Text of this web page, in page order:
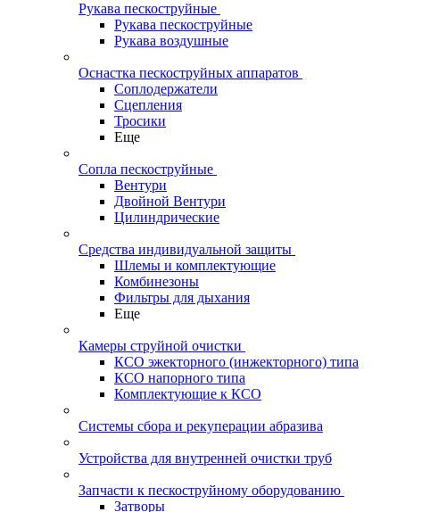
Рукава пескоструйные
Рукава пескоструйные
Рукава воздушные
Оснастка пескоструйных аппаратов
Соплодержатели
Сцепления
Тросики
Еще
Сопла пескоструйные
Вентури
Двойной Вентури
Цилиндрические
Средства индивидуальной защиты
Шлемы и комплектующие
Комбинезоны
Фильтры для дыхания
Еще
Камеры струйной очистки
КСО эжекторного (инжекторного) типа
КСО напорного типа
Комплектующие к КСО
Системы сбора и рекуперации абразива
Устройства для внутренней очистки труб
Запчасти к пескоструйному оборудованию
Затворы